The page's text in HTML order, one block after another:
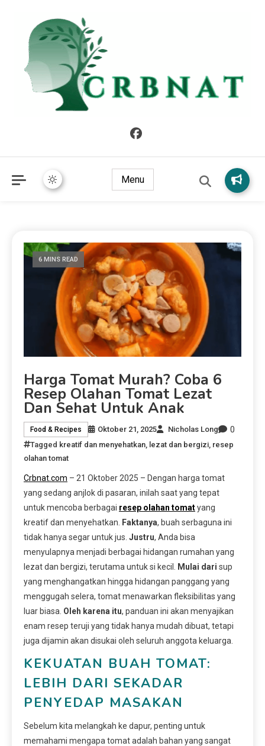
Menu
6 MINS READ
Harga Tomat Murah? Coba 6
Resep Olahan Tomat Lezat
Dan Sehat Untuk Anak
Food & Recipes Oktober 21, 2025 Nicholas Long 0
Tagged kreatif dan menyehatkan lezat dan bergizi resep
olahan tomat
Crbnat.com – 21 Oktober 2025 – Dengan harga tomat
yang sedang anjlok di pasaran, inilah saat yang tepat
untuk mencoba berbagai resep olahan tomatyang
kreatif dan menyehatkan.
Faktanya, buah serbaguna ini
tidak hanya segar untuk jus. Justru, Anda bisa
menyulapnya menjadi berbagai hidangan rumahan yang
lezat dan bergizi, terutama untuk si kecil.
Mulai dari sup
yang menghangatkan hingga hidangan panggang yang
menggugah selera, tomat menawarkan fleksibilitas yang
luar biasa. Oleh karena itu, panduan ini akan menyajikan
enam resep teruji yang tidak hanya mudah dibuat, tetapi
juga dijamin akan disukai oleh seluruh anggota keluarga.
KEKUATAN BUAH TOMAT:
LEBIH DARI SEKADAR
PENYEDAP MASAKAN
Sebelum kita melangkah ke dapur, penting untuk
memahami mengapa tomat adalah bahan yang sangat